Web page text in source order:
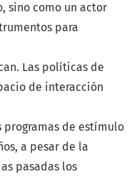
sino como un actor
para
Las políticas de
de interacción
programas de estímulo
a pesar de la
pasadas los